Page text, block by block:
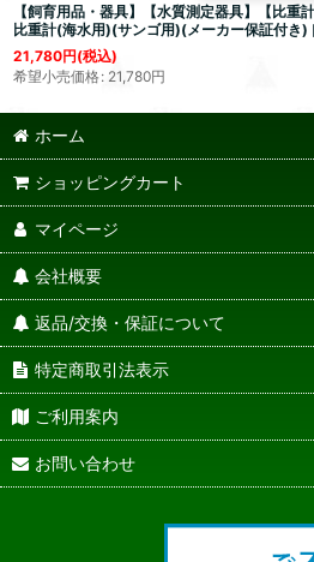
【飼育用品・器具】【水質測定器具】【比
比重計(海水用)(サンゴ用)(メーカー保証付き)
21,780円(税込)
希望小売価格: 21,780円
ホーム
ショッピングカート
マイページ
会社概要
返品/交換・保証について
特定商取引法表示
ご利用案内
お問い合わせ